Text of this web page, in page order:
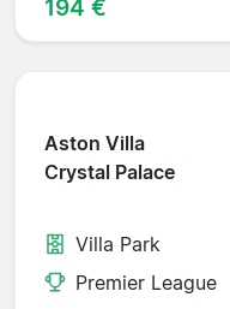
194 €
Aston Villa
Crystal Palace
Villa Park
Premier League